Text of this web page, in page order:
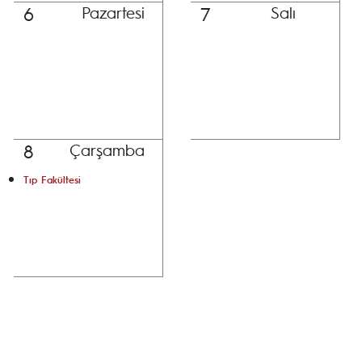
6 Pazartesi 7 Salı
8 Çarşamba
Tıp Fakültesi